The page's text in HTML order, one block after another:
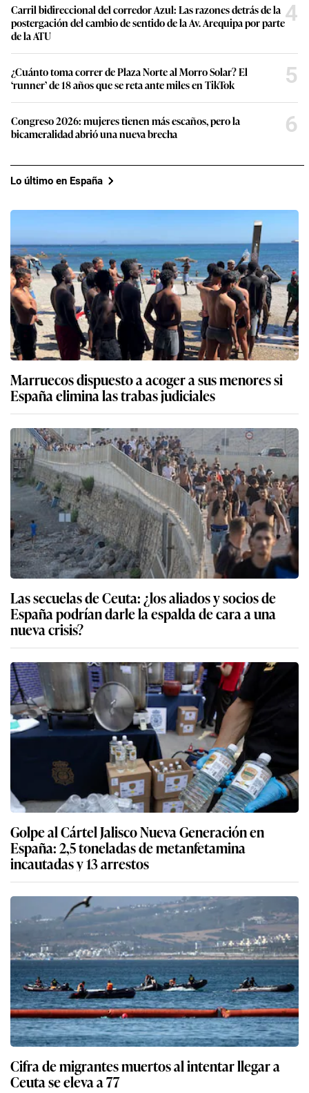
Carril bidireccional del corredor Azul: Las razones detrás de la
postergación del cambio de sentido de la Av. Arequipa por parte
de la ATU
4
¿Cuánto toma correr de Plaza Norte al Morro Solar? El
‘runner’ de 18 años que se reta ante miles en TikTok
5
Congreso 2026: mujeres tienen más escaños, pero la
bicameralidad abrió una nueva brecha
6
Lo último en España
Marruecos dispuesto a acoger a sus menores si
España elimina las trabas judiciales
Las secuelas de Ceuta: ¿los aliados y socios de
España podrían darle la espalda de cara a una
nueva crisis?
Golpe al Cártel Jalisco Nueva Generación en
España: 2,5 toneladas de metanfetamina
incautadas y 13 arrestos
Cifra de migrantes muertos al intentar llegar a
Ceuta se eleva a 77